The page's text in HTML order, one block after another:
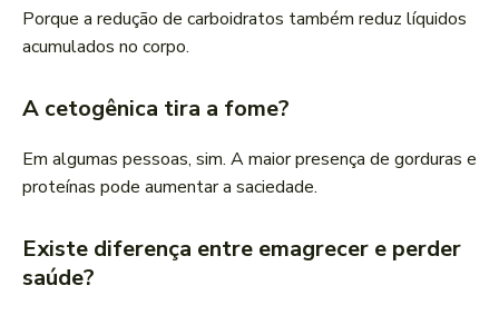
Porque a redução de carboidratos também reduz líquidos
acumulados no corpo.
A cetogênica tira a fome?
Em algumas pessoas, sim. A maior presença de gorduras e
proteínas pode aumentar a saciedade.
Existe diferença entre emagrecer e perder
saúde?